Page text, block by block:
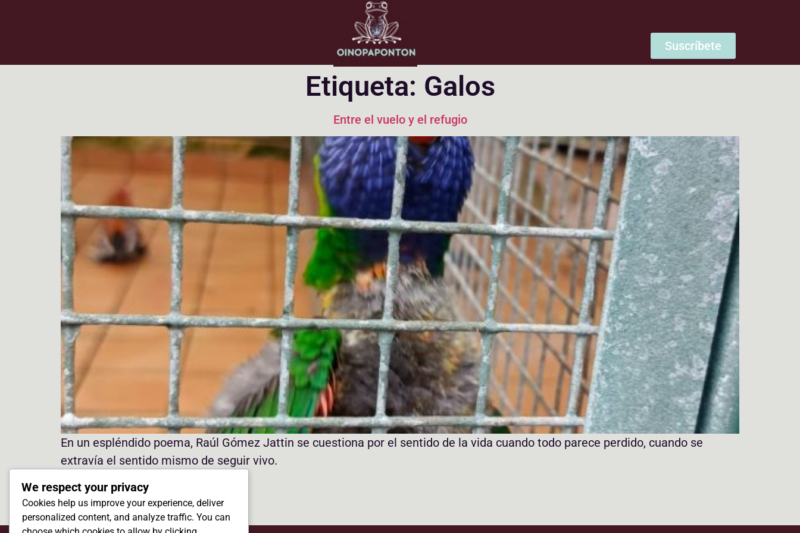
Suscríbete
Etiqueta: Galos
Entre el vuelo y el refugio
En un espléndido poema, Raúl Gómez Jattin se cuestiona por el sentido de la vida cuando todo parece perdido, cuando se
extravía el sentido mismo de seguir vivo.
We respect your privacy
Cookies help us improve your experience, deliver
personalized content, and analyze traffic. You can